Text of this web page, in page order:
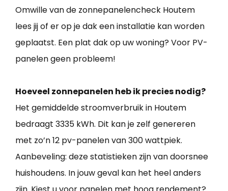
Omwille van de zonnepanelencheck Houtem
lees jij of er op je dak een installatie kan worden
geplaatst. Een plat dak op uw woning? Voor PV-
panelen geen probleem!
Hoeveel zonnepanelen heb ik precies nodig?
Het gemiddelde stroomverbruik in Houtem
bedraagt 3335 kWh. Dit kan je zelf genereren
met zo’n 12 pv-panelen van 300 wattpiek.
Aanbeveling: deze statistieken zijn van doorsnee
huishoudens. In jouw geval kan het heel anders